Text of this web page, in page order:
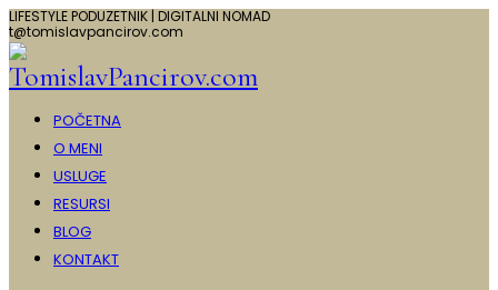
LIFESTYLE PODUZETNIK | DIGITALNI NOMAD
t@tomislavpancirov.com
POČETNA
O MENI
USLUGE
RESURSI
BLOG
KONTAKT